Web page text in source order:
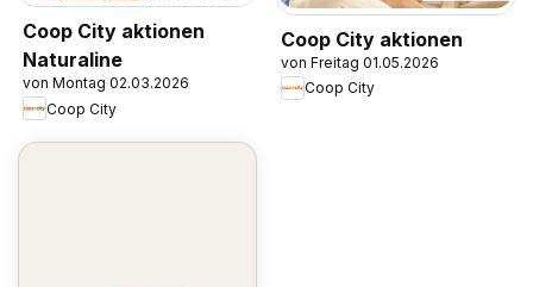
Coop City aktionen
Naturaline
von Montag 02.03.2026
Coop City
Coop City aktionen
von Freitag 01.05.2026
Coop City